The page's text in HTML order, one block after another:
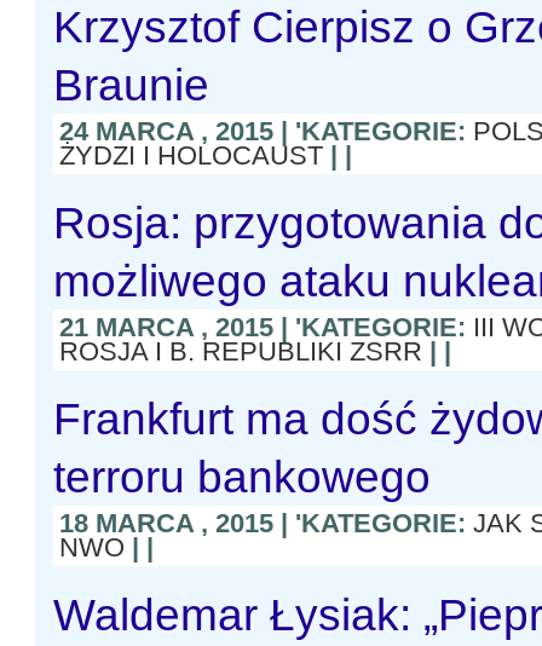
Krzysztof Cierpisz o
Braunie
24 MARCA , 2015 | 'KATEGORIE:
ŻYDZI I HOLOCAUST | |
Rosja: przygotowania
możliwego ataku
21 MARCA , 2015 | 'KATEGORIE: III
ROSJA I B. REPUBLIKI ZSRR | |
Frankfurt ma dość
terroru bankowego
18 MARCA , 2015 | 'KATEGORIE:JAK
NWO | |
Waldemar Łysiak: